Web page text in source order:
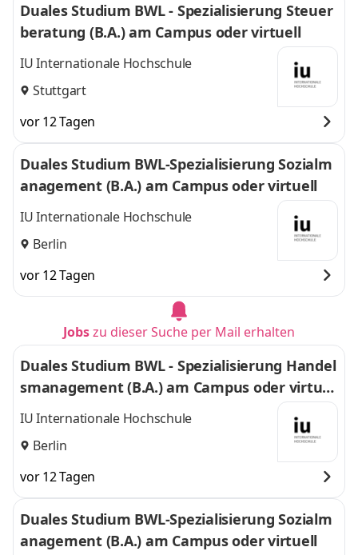
Duales Studium BWL - Spezialisierung Steuer
beratung (B.A.) am Campus oder virtuell
IU Internationale Hochschule
Stuttgart
vor 12 Tagen
Duales Studium BWL-Spezialisierung Sozialm
anagement (B.A.) am Campus oder virtuell
IU Internationale Hochschule
Berlin
vor 12 Tagen
Jobszu dieser Suche per Mail erhalten
Duales Studium BWL - Spezialisierung Handel
smanagement (B.A.) am Campus oder virtuel
l
IU Internationale Hochschule
Berlin
vor 12 Tagen
Duales Studium BWL-Spezialisierung Sozialm
anagement (B.A.) am Campus oder virtuell